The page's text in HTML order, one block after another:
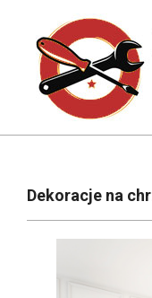
content
NavigationDekoracje na